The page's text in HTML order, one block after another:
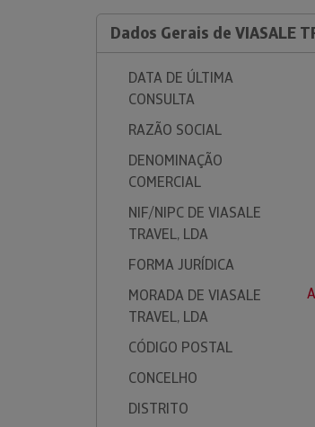
Dados Gerais de VIASALE
DATA DE ÚLTIMA
CONSULTA
RAZÃO SOCIAL
DENOMINAÇÃO
COMERCIAL
NIF/NIPC DE VIASALE
TRAVEL, LDA
FORMA JURÍDICA
MORADA DE VIASALE
TRAVEL, LDA
CÓDIGO POSTAL
CONCELHO
DISTRITO